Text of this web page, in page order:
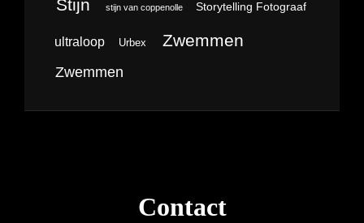
Stijn stijn van coppenolle Storytelling Fotograaf
ultraloop Urbex Zwemmen
Zwemmen
Contact